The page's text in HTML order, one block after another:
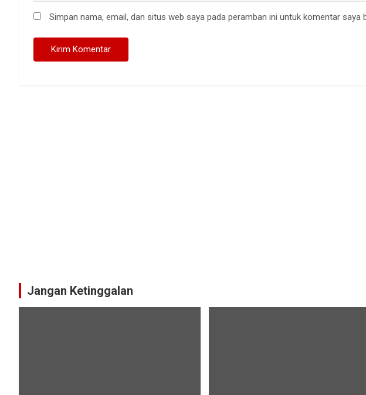
Simpan nama, email, dan situs web saya pada peramban ini untuk komentar saya
Jangan Ketinggalan